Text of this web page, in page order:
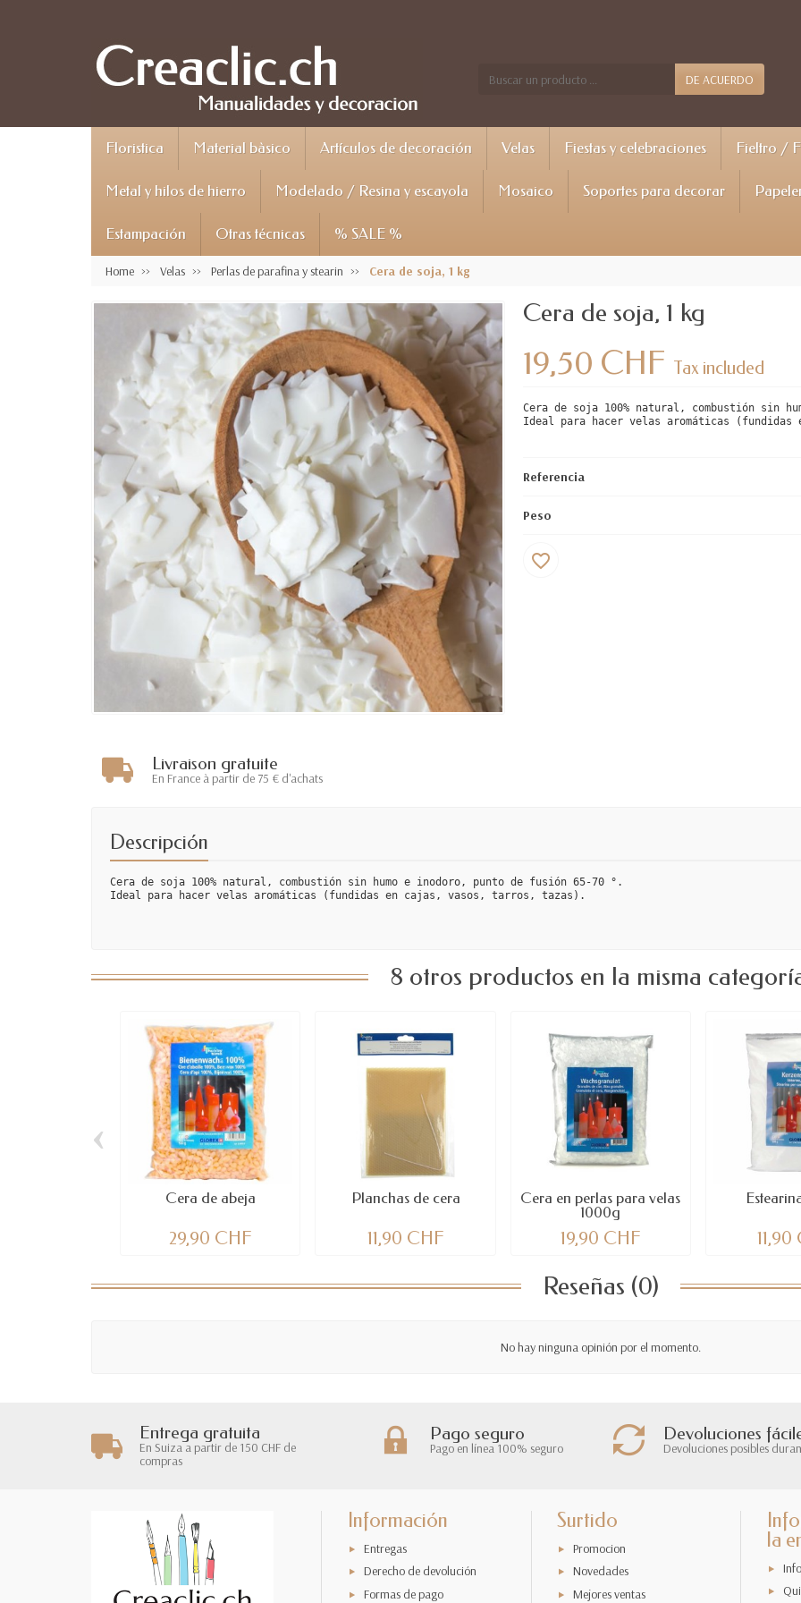
DE ACUERDO
Floristica Material bàsico Artículos de decoración Velas Fiestas y celebraciones Fieltro /
Metal y hilos de hierro Modelado / Resina y escayola Mosaico Soportes para decorar
Estampación Otras técnicas % SALE %
Home Velas Perlas de parafina y stearin Cera de soja, 1 kg
Cera de soja, 1 kg
19,50 CHF Tax included
Cera de soja 100% natural, combustión sin
Ideal para hacer velas aromáticas
Referencia
Peso
favorite_border
Livraison gratuite
En France à partir de 75 € d'achats
Descripción
Cera de soja 100% natural, combustión sin humo e inodoro, punto de fusión 65-70 °.
Ideal para hacer velas aromáticas (fundidas en cajas, vasos, tarros, tazas).
8 otros productos en la misma
Cera de abeja
29,90 CHF
Planchas de cera
11,90 CHF
Cera en perlas para velas
1000g
19,90 CHF 11,90
‹
Reseñas (0)
No hay ninguna opinión por el momento.
Entrega gratuita
En Suiza a partir de 150 CHF de
compras
Pago seguro
Pago en línea 100% seguro
Devoluciones
Devoluciones posibles
Información
Entregas
Derecho de devolución
Formas de pago
Surtido
Promocion
Novedades
Mejores ventas
la